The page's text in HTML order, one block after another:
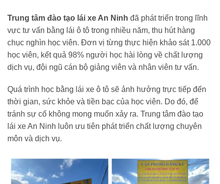
Trung tâm đào tạo lái xe An Ninh đã phát triển trong lĩnh
vực tư vấn bằng lái ô tô trong nhiều năm, thu hút hàng
chục nghìn học viên. Đơn vị từng thực hiện khảo sát 1.000
học viên, kết quả 98% người học hài lòng về chất lượng
dịch vụ, đội ngũ cán bộ giảng viên và nhân viên tư vấn.
Quá trình học bằng lái xe ô tô sẽ ảnh hưởng trực tiếp đến
thời gian, sức khỏe và tiền bạc của học viên. Do đó, để
tránh sự cố không mong muốn xảy ra. Trung tâm đào tạo
lái xe An Ninh luôn ưu tiên phát triển chất lượng chuyên
môn và dịch vụ.